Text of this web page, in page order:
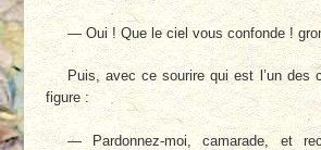
— Oui ! Que le ciel vous confonde !
Puis, avec ce sourire qui est l’un des
figure :
— Pardonnez-moi, camarade, et